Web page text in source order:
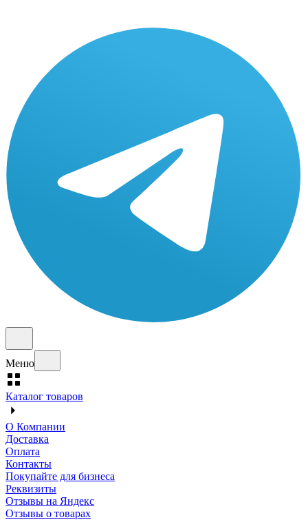
Меню
Каталог товаров
О Компании
Доставка
Оплата
Контакты
Покупайте для бизнеса
Реквизиты
Отзывы на Яндекс
Отзывы о товарах